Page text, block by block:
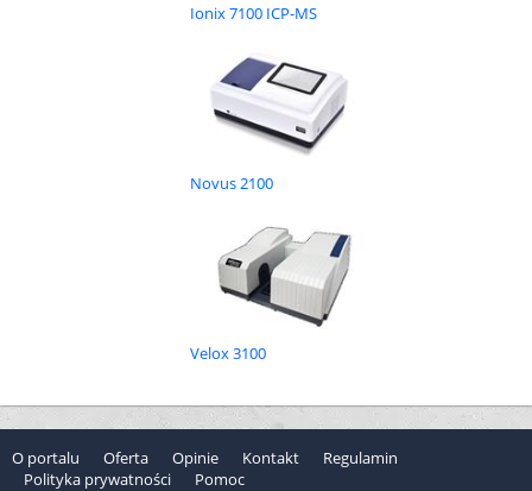
Ionix 7100 ICP-MS
Novus 2100
Velox 3100
O portalu Oferta Opinie Kontakt
Regulamin
Polityka prywatności
Pomoc